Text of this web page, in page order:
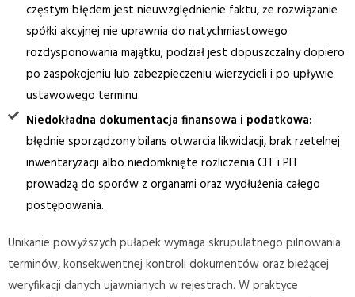
częstym błędem jest nieuwzględnienie faktu, że rozwiązanie
spółki akcyjnej nie uprawnia do natychmiastowego
rozdysponowania majątku; podział jest dopuszczalny dopiero
po zaspokojeniu lub zabezpieczeniu wierzycieli i po upływie
ustawowego terminu.
Niedokładna dokumentacja finansowa i podatkowa:
błędnie sporządzony bilans otwarcia likwidacji, brak rzetelnej
inwentaryzacji albo niedomknięte rozliczenia CIT i PIT
prowadzą do sporów z organami oraz wydłużenia całego
postępowania.
Unikanie powyższych pułapek wymaga skrupulatnego pilnowania
terminów, konsekwentnej kontroli dokumentów oraz bieżącej
weryfikacji danych ujawnianych w rejestrach. W praktyce